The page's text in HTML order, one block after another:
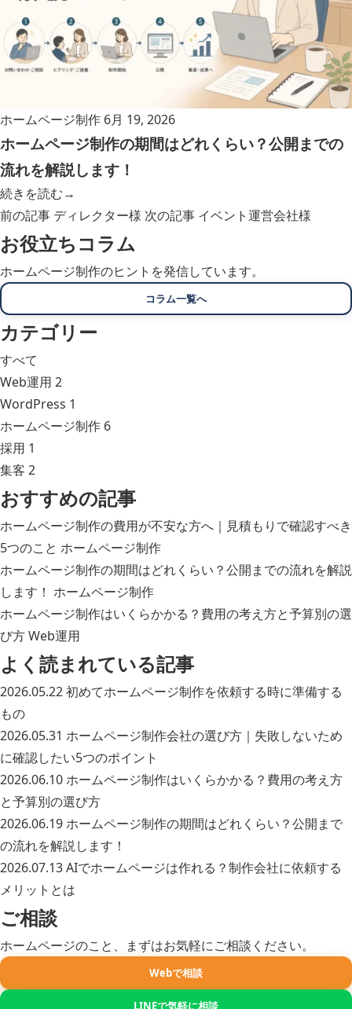
ホームページ制作 6月 19, 2026
ホームページ制作の期間はどれくらい？公開までの
流れを解説します！
続きを読む→
前の記事 ディレクター様 次の記事 イベント運営会社様
お役立ちコラム
ホームページ制作のヒントを発信しています。
コラム一覧へ
カテゴリー
すべて
Web運用 2
WordPress 1
ホームページ制作 6
採用 1
集客 2
おすすめの記事
ホームページ制作の費用が不安な方へ｜見積もりで確認すべき
5つのこと ホームページ制作
ホームページ制作の期間はどれくらい？公開までの流れを解説
します！ ホームページ制作
ホームページ制作はいくらかかる？費用の考え方と予算別の選
び方Web運用
よく読まれている記事
2026.05.22初めてホームページ制作を依頼する時に準備する
もの
2026.05.31 ホームページ制作会社の選び方｜失敗しないため
に確認したい5つのポイント
2026.06.10ホームページ制作はいくらかかる？費用の考え方
と予算別の選び方
2026.06.19ホームページ制作の期間はどれくらい？公開まで
の流れを解説します！
2026.07.13AIでホームページは作れる？制作会社に依頼する
メリットとは
ご相談
ホームページのこと、まずはお気軽にご相談ください。
Webで相談
LINEで気軽に相談